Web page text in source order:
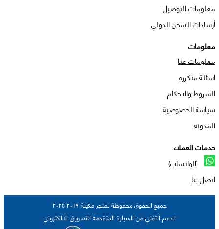
معلومات التوصيل
أرشادات الشحن الدولي
معلومات
معلومات عنا
اسئلة متكرره
الشروط والاحكام
سياسة الخصوصية
المدونة
خدمات العملاء
(الواتساب)
اتصل بنا
جميع الحقوق محفوظة لمتجر مكينة ٢٠١٩-٢٠٢٥
الدعم التقني من السيارة المتقدمة للتسويق الالكتروني